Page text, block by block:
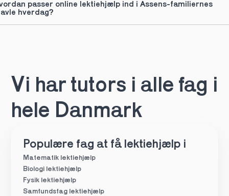
passer online lektiehjælp ind i Assens-familiernes
hverdag?
Vi har tutors i alle fag i
hele Danmark
Populære fag at få lektiehjælp i
Matematik lektiehjælp
Biologi lektiehjælp
Fysik lektiehjælp
Samfundsfag lektiehjælp